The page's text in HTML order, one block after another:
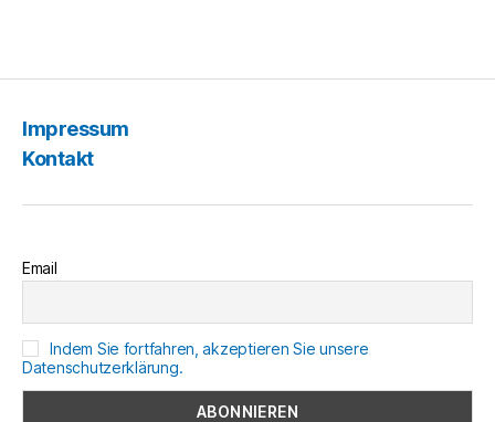
Impressum
Kontakt
Email
Indem Sie fortfahren, akzeptieren Sie unsere
Datenschutzerklärung.